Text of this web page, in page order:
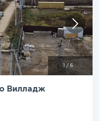
/ 6
Вилладж